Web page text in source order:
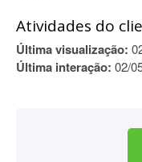
Atividades do
Última visualização:
Última interação: 02/